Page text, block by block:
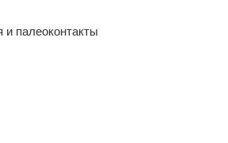
палеоконтакты